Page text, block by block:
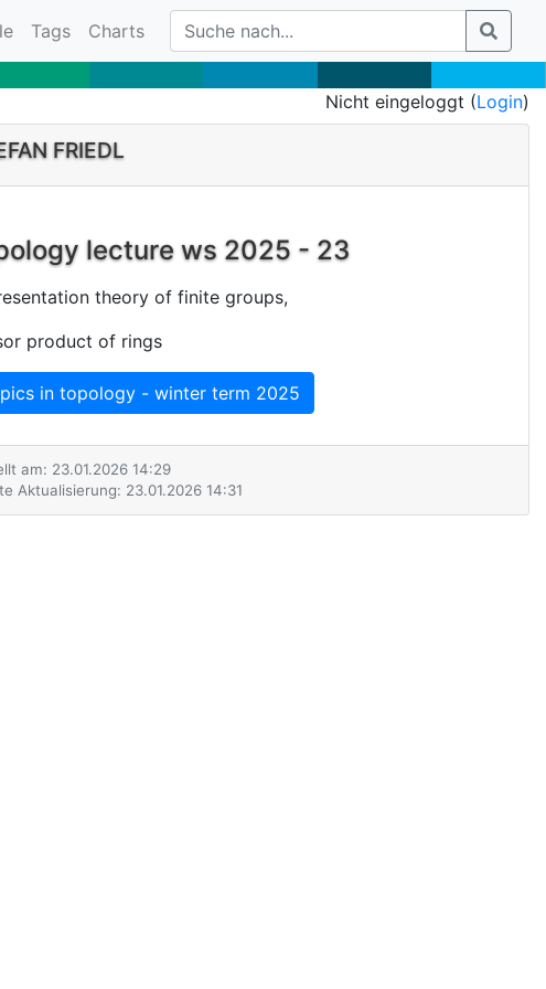
Tags Charts
Nicht eingeloggt (Login)
FRIEDL
lecture ws 2025 - 23
theory of finite groups,
product of rings
in topology - winter term 2025
am: 23.01.2026 14:29
Aktualisierung: 23.01.2026 14:31